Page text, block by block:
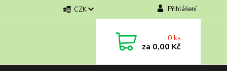
CZK Přihlášení
0ks
za 0,00 Kč